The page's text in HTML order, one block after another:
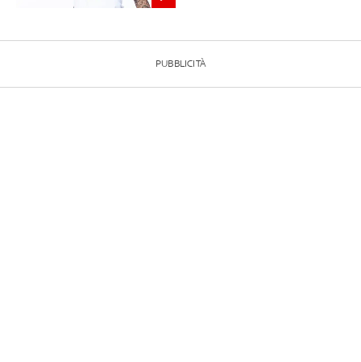
PUBBLICITÀ